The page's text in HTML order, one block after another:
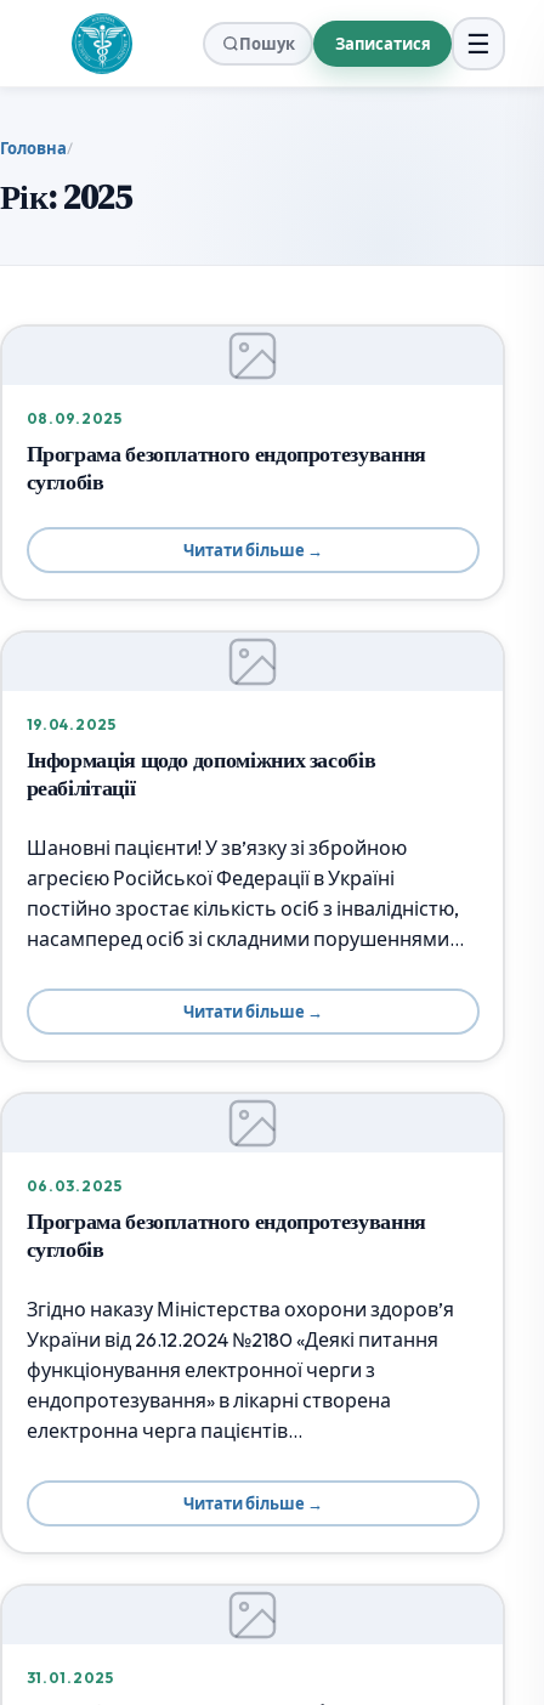
Пошук Записатися ☰
Головна/
Рік:2025
08.09.2025
Програма безоплатного ендопротезування
суглобів
Читати більше →
19.04.2025
Інформація щодо допоміжних засобів
реабілітації
Шановні пацієнти! У зв’язку зі збройною
агресією Російської Федерації в Україні
постійно зростає кількість осіб з інвалідністю,
насамперед осіб зі складними порушеннями…
Читати більше →
06.03.2025
Програма безоплатного ендопротезування
суглобів
Згідно наказу Міністерства охорони здоров’я
України від 26.12.2024 №2180 «Деякі питання
функціонування електронної черги з
ендопротезування» в лікарні створена
електронна черга пацієнтів…
Читати більше →
31.01.2025